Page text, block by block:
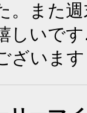
。また
しいで
ざいます